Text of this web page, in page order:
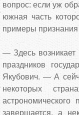
вопрос: если уж
южная часть
примеры признания
— Здесь возникает
праздников
Якубович. — А
некоторых
завершается, а